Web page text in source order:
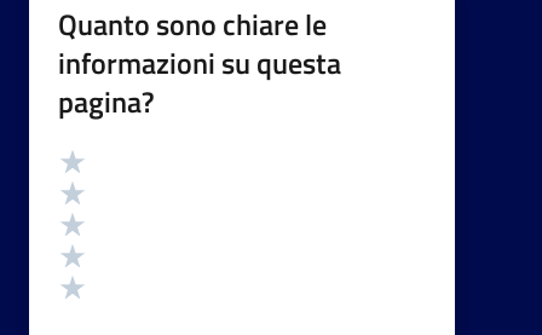
Quanto sono chiare le
informazioni su questa
pagina?
Valutazione